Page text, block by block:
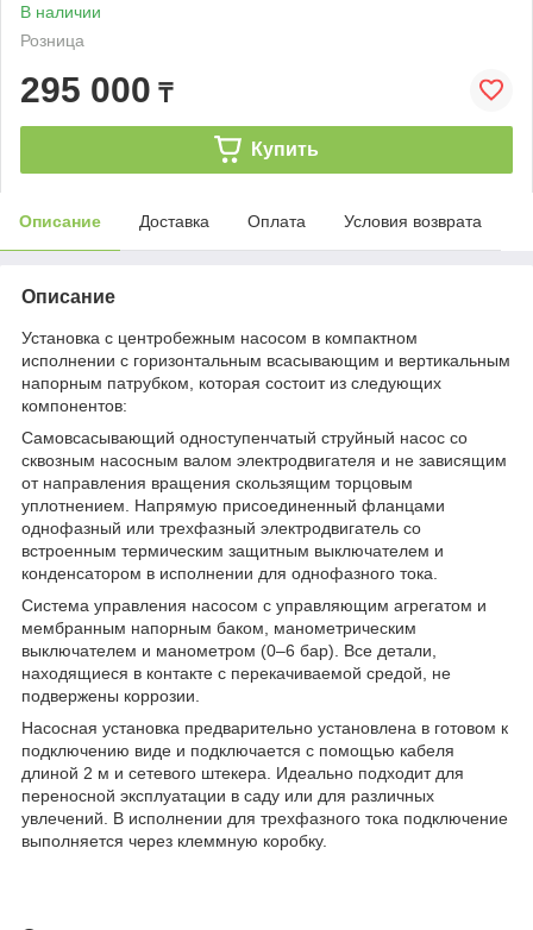
В наличии
Розница
295 000 ₸
Купить
Описание Доставка Оплата Условия возврата
Описание
Установка с центробежным насосом в компактном
исполнении с горизонтальным всасывающим и вертикальным
напорным патрубком, которая состоит из следующих
компонентов:
Самовсасывающий одноступенчатый струйный насос со
сквозным насосным валом электродвигателя и не зависящим
от направления вращения скользящим торцовым
уплотнением. Напрямую присоединенный фланцами
однофазный или трехфазный электродвигатель со
встроенным термическим защитным выключателем и
конденсатором в исполнении для однофазного тока.
Система управления насосом с управляющим агрегатом и
мембранным напорным баком, манометрическим
выключателем и манометром (0–6 бар). Все детали,
находящиеся в контакте с перекачиваемой средой, не
подвержены коррозии.
Насосная установка предварительно установлена в готовом к
подключению виде и подключается с помощью кабеля
длиной 2 м и сетевого штекера. Идеально подходит для
переносной эксплуатации в саду или для различных
увлечений. В исполнении для трехфазного тока подключение
выполняется через клеммную коробку.